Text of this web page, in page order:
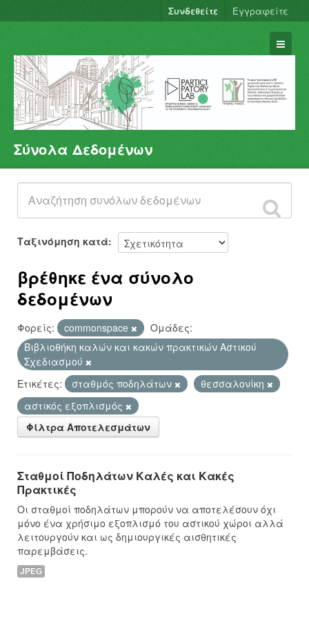
Συνδεθείτε Εγγραφείτε
Σύνολα Δεδομένων
Φορείς
Ομάδες
Σχετικά
Σύνολα Δεδομένων
Ταξινόμηση κατά
βρέθηκε ένα σύνολο
δεδομένων
Φορείς: commonspace
Ομάδες:
Βιβλιοθήκη καλών και κακών πρακτικών Αστικού
Σχεδιασμού
Ετικέτες:
σταθμός ποδηλάτων
θεσσαλονίκη
αστικός εξοπλισμός
Φίλτρα Αποτελεσμάτων
Σταθμοί Ποδηλάτων Καλές και Κακές
Πρακτικές
Οι σταθμοί ποδηλάτων μπορούν να αποτελέσουν όχι
μόνο ένα χρήσιμο εξοπλισμό του αστικού χώροι αλλά
λειτουργούν και ως δημιουργικές αισθητικές
παρεμβάσεις.
JPEG